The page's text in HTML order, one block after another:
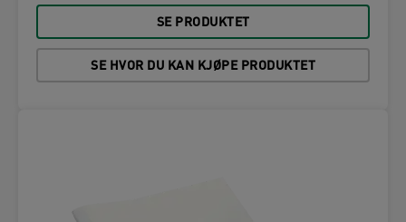
SE PRODUKTET
SE HVOR DU KAN KJØPE PRODUKTET